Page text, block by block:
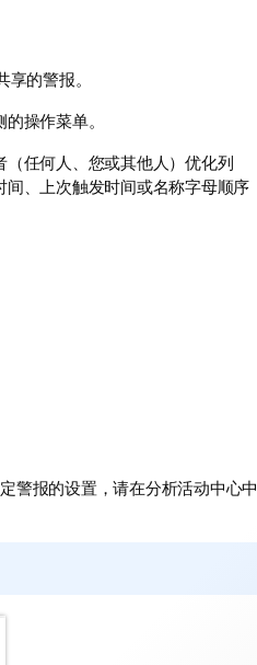
的警报。
操作菜单。
任何人、您或其他人）优化列
、上次触发时间或名称字母顺序
警报的设置，请在分析活动中心中